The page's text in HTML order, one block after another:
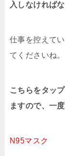
入しなければ
仕事を控えて
てくださいね。
こちらをタッ
ますので、一
N95マスク